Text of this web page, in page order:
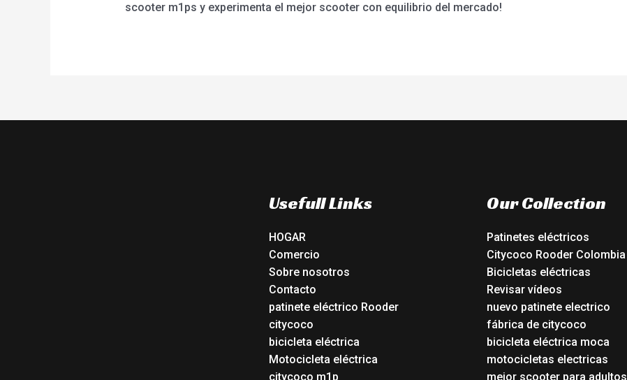
scooter m1ps y experimenta el mejor scooter con equilibrio del mercado!
Usefull Links
HOGAR
Comercio
Sobre nosotros
Contacto
patinete eléctrico Rooder
citycoco
bicicleta eléctrica
Motocicleta eléctrica
citycoco m1p
Our Collection
Patinetes eléctricos
Citycoco Rooder Colombia
Bicicletas eléctricas
Revisar vídeos
nuevo patinete electrico
fábrica de citycoco
bicicleta eléctrica moca
motocicletas electricas
mejor scooter para adultos